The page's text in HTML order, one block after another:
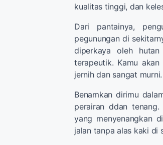
kualitas tinggi, dan
Dari pantainya,
pegunungan di
diperkaya oleh
terapeutik. Kamu
jernih dan sangat murni.
Benamkan dirimu
perairan ddan
yang menyenangkan
jalan tanpa alas kaki di